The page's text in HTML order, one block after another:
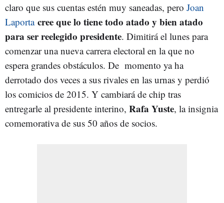
claro que sus cuentas estén muy saneadas, pero Joan
Laportacree que lo tiene todo atado y bien atado
para ser reelegido presidente. Dimitirá el lunes para
comenzar una nueva carrera electoral en la que no
espera grandes obstáculos. De momento ya ha
derrotado dos veces a sus rivales en las urnas y perdió
los comicios de 2015. Y cambiará de chip tras
entregarle al presidente interino, Rafa Yuste, la insignia
comemorativa de sus 50 años de socios.